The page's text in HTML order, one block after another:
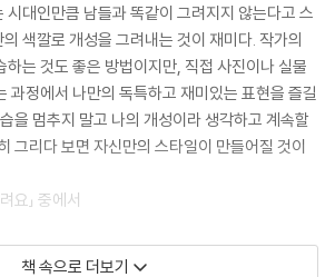
시대인만큼 남들과 똑같이 그려지지 않는다고 스
색깔로 개성을 그려내는 것이 재미다. 작가의
하는 것도 좋은 방법이지만, 직접 사진이나 실물
과정에서 나만의 독특하고 재미있는 표현을 즐길
을 멈추지 말고 나의 개성이라 생각하고 계속할
그리다 보면 자신만의 스타일이 만들어질 것이
요」 중에서
기가 시작이다. 어떤 그림이든지 선을 긋지 않으
책 속으로 더보기